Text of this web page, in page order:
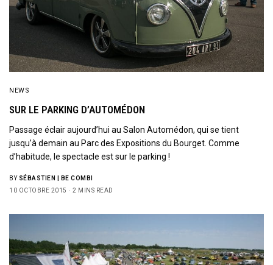
NEWS
SUR LE PARKING D’AUTOMÉDON
Passage éclair aujourd’hui au Salon Automédon, qui se tient
jusqu’à demain au Parc des Expositions du Bourget. Comme
d’habitude, le spectacle est sur le parking !
BY SÉBASTIEN | BE COMBI
10 OCTOBRE 2015
2 MINS READ